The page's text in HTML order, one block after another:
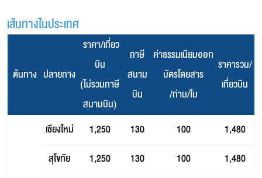
เส้นทางในประเทศ
ต้นทาง ปลายทาง
ราคา/เที่ยว
บิน
(ไม่รวมภาษี
สนามบิน)
ภาษี
สนาม
บิน
ค่าธรรมเนียมออก
บัตรโดยสาร
/ท่าน/ใบ
ราคารวม/
เที่ยวบิน
เชียงใหม่ 1,250 130 100
1,480
สุโขทัย
1,250 130 100
1,480